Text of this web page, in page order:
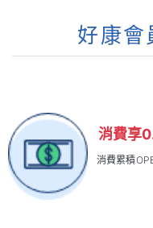
好康會
消費享
消費累積